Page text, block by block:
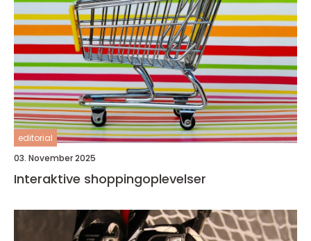
editorial
03. November 2025
Interaktive shoppingoplevelser